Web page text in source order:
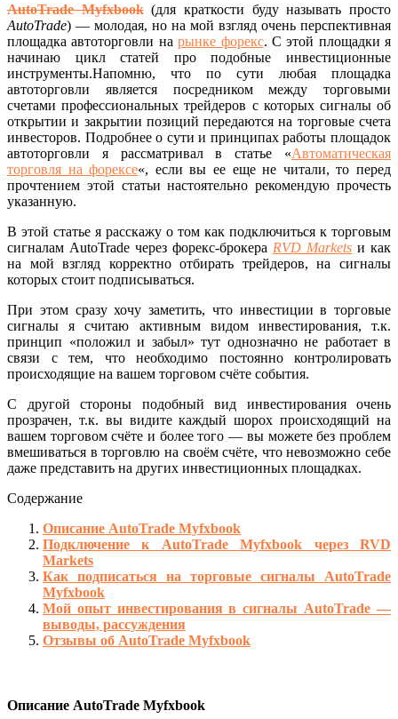
AutoTrade Myfxbook (для краткости буду называть просто
AutoTrade) — молодая, но на мой взгляд очень перспективная
площадка автоторговли нарынке форекс. С этой площадки я
начинаю цикл статей про подобные инвестиционные
инструменты.Напомню, что по сути любая площадка
автоторговли является посредником между торговыми
счетами профессиональных трейдеров с которых сигналы об
открытии и закрытии позиций передаются на торговые счета
инвесторов. Подробнее о сути и принципах работы площадок
автоторговли я рассматривал в статье «Автоматическая
торговля на форексе«, если вы ее еще не читали, то перед
прочтением этой статьи настоятельно рекомендую прочесть
указанную.
В этой статье я расскажу о том как подключиться к торговым
сигналам AutoTrade через форекс-брокера RVD Markets и как
на мой взгляд корректно отбирать трейдеров, на сигналы
которых стоит подписываться.
При этом сразу хочу заметить, что инвестиции в торговые
сигналы я считаю активным видом инвестирования, т.к.
принцип «положил и забыл» тут однозначно не работает в
связи с тем, что необходимо постоянно контролировать
происходящие на вашем торговом счёте события.
С другой стороны подобный вид инвестирования очень
прозрачен, т.к. вы видите каждый шорох происходящий на
вашем торговом счёте и более того — вы можете без проблем
вмешиваться в торговлю на своём счёте, что невозможно себе
даже представить на других инвестиционных площадках.
Содержание
Описание AutoTrade Myfxbook
Подключение к AutoTrade Myfxbook через RVD
Markets
Как подписаться на торговые сигналы AutoTrade
Myfxbook
Мой опыт инвестирования в сигналы AutoTrade —
выводы, рассуждения
Отзывы об AutoTrade Myfxbook
Описание AutoTrade Myfxbook